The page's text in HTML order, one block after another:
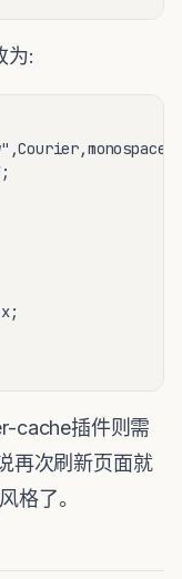
为:
cache插件则需
再次刷新页面就
格了。